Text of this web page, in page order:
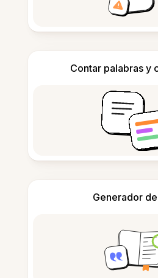
Contar palabras y
Generador